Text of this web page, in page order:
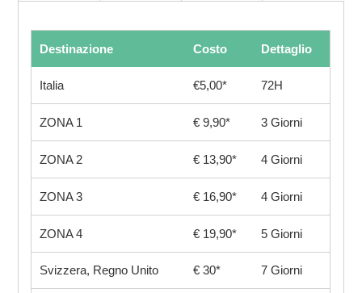
Destinazione Costo Dettaglio
Italia €5,00* 72H
ZONA 1 € 9,90* 3 Giorni
ZONA 2 € 13,90* 4 Giorni
ZONA 3 € 16,90* 4 Giorni
ZONA 4 € 19,90* 5 Giorni
Svizzera, Regno Unito € 30* 7 Giorni